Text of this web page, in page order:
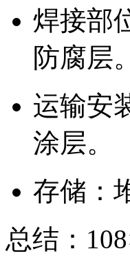
焊接部
防腐层。
运输安
涂层。
存储：
总结：